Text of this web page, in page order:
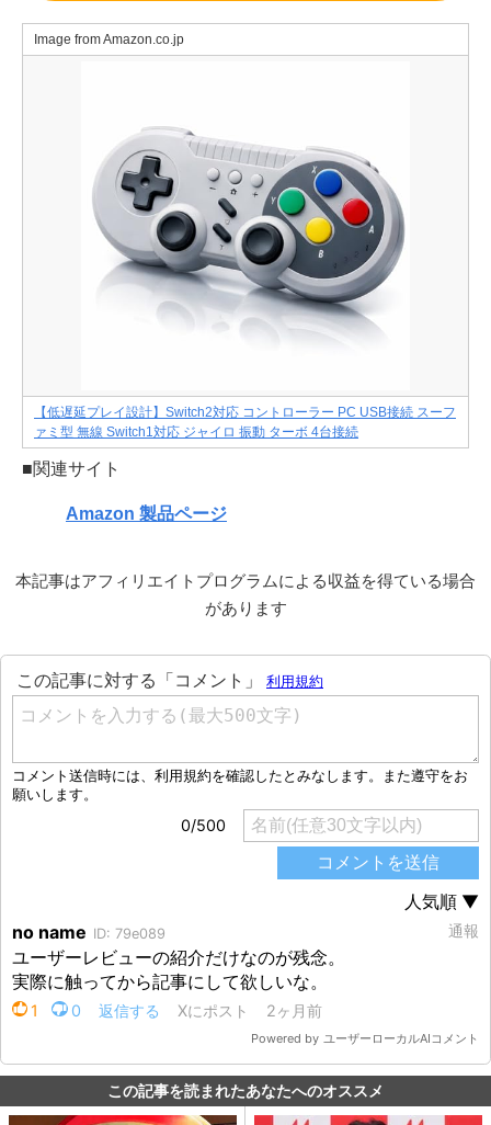
Image from Amazon.co.jp
【低遅延プレイ設計】Switch2対応 コントローラー PC USB接続 スーフ
ァミ型 無線 Switch1対応 ジャイロ 振動 ターボ 4台接続
■関連サイト
Amazon 製品ページ
本記事はアフィリエイトプログラムによる収益を得ている場合
があります
この記事を読まれたあなたへのオススメ